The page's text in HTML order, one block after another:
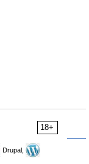
18+
Drupal,